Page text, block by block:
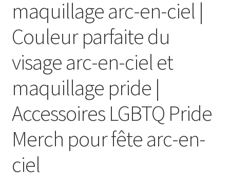
maquillage arc-en-ciel |
Couleur parfaite du
visage arc-en-ciel et
maquillage pride |
Accessoires LGBTQ Pride
Merch pour fête arc-en-
ciel